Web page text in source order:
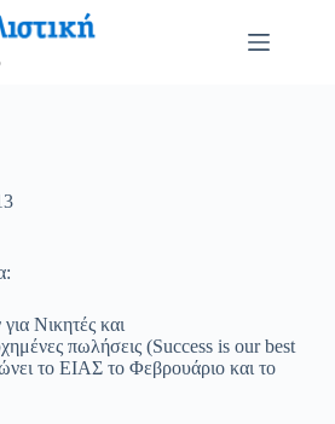
Νικητές και
πωλήσεις (Success is our best
το ΕΙΑΣ το Φεβρουάριο και το